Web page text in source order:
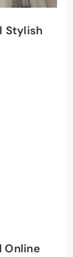
Stylish
Online